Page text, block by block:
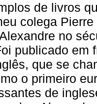
de livros
colega
no
publicado em
que se
o primeiro
de